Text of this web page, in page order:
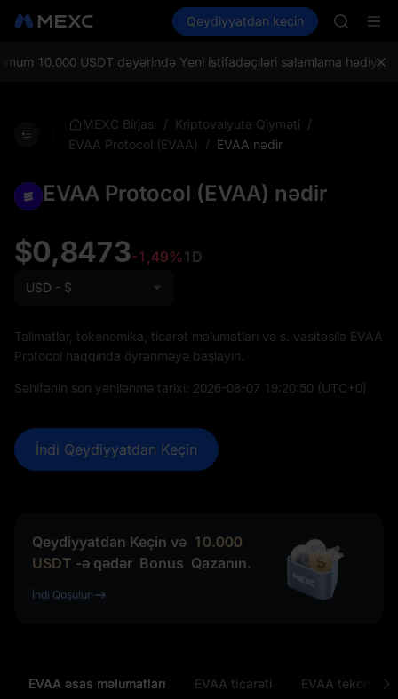
Bazarlar Spot Futures SPCX
Qeydiyyatdan keçin
SPCX
AAOI
10.000 USDT dəyərində Yeni istifadəçiləri salamlama
MEXC Birjası / Kriptovalyuta Qiyməti /
EVAA Protocol (EVAA)
/ EVAA nədir
EVAA Protocol (EVAA) nədir
$0,8473-1,49%1D
USD - $
Təlimatlar, tokenomika, ticarət məlumatları və s. vasitəsilə EVAA
Protocol haqqında öyrənməyə başlayın.
Səhifənin son yenilənmə tarixi: 2026-08-07 19:20:50 (UTC+0)
İndi Qeydiyyatdan Keçin
Qeydiyyatdan Keçin və 10.000
USDT -ə qədər Bonus Qazanın.
İndi Qoşulun
EVAA əsas məlumatları EVAA ticarəti EVAA